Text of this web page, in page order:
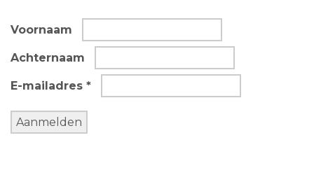
Voornaam
Achternaam
E-mailadres *